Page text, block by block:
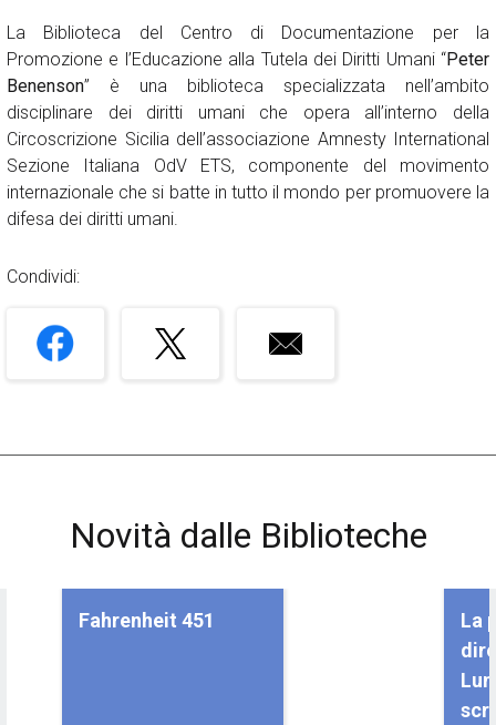
La Biblioteca del Centro di Documentazione per la
Promozione e l’Educazione alla Tutela dei Diritti Umani “Peter
Benenson” è una biblioteca specializzata nell’ambito
disciplinare dei diritti umani che opera all’interno della
Circoscrizione Sicilia dell’associazione Amnesty International
Sezione Italiana OdV ETS, componente del movimento
internazionale che si batte in tutto il mondo per promuovere la
difesa dei diritti umani.
Condividi:
Novità dalle Biblioteche
Fahrenheit 451
La